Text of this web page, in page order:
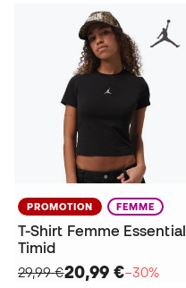
PROMOTION FEMME
T-Shirt Femme Essential
Timid
29,99 €20,99 €−30%